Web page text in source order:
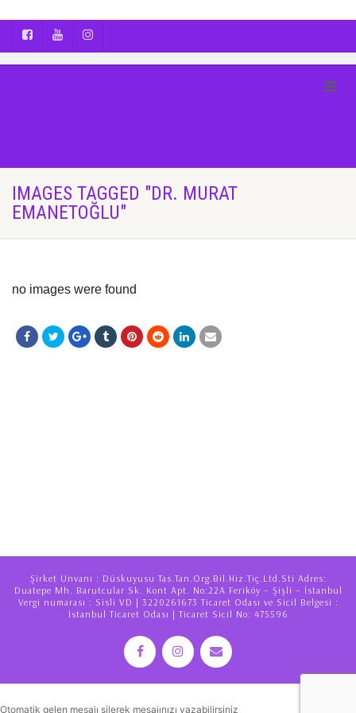
IMAGES TAGGED "DR. MURAT
EMANETOĞLU"
no images were found
Şirket Unvanı : Düskuyusu Tas.Tan.Org.Bil.Hiz.Tiç.Ltd.Sti Adres:
Duatepe Mh. Barutcular Sk. Kont Apt. No:22A Feriköy – Şişli – İstanbul
Vergi numarası : Sisli VD | 3220261673 Ticaret Odası ve Sicil Belgesi :
İstanbul Ticaret Odası | Ticaret Sicil No: 475596
Otomatik gelen mesajı silerek mesajınızı yazabilirsiniz